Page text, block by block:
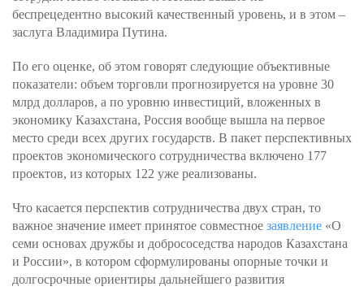
беспрецедентно высокий качественный уровень, и в этом –
заслуга Владимира Путина.
По его оценке, об этом говорят следующие объективные
показатели: объем торговли прогнозируется на уровне 30
млрд долларов, а по уровню инвестиций, вложенных в
экономику Казахстана, Россия вообще вышла на первое
место среди всех других государств. В пакет перспективных
проектов экономического сотрудничества включено 177
проектов, из которых 122 уже реализованы.
Что касается перспектив сотрудничества двух стран, то
важное значение имеет принятое совместное заявление «О
семи основах дружбы и добрососедства народов Казахстана
и России», в котором сформулированы опорные точки и
долгосрочные ориентиры дальнейшего развития